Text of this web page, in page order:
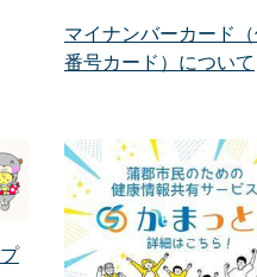
マイナンバーカード（
番号カード）について